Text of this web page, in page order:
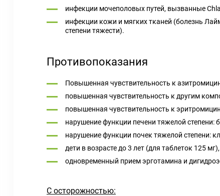
инфекции мочеполовых путей, вызванные
инфекции кожи и мягких тканей (болезнь
степени тяжести).
Противопоказания
Повышенная чувствительность к
повышенная чувствительность к другим
повышенная чувствительность к
нарушение функции печени тяжелой
нарушение функции почек тяжелой степени:
дети в возрасте до 3 лет (для таблеток 125
одновре­менный прием эрготамина и
С осторожностью: